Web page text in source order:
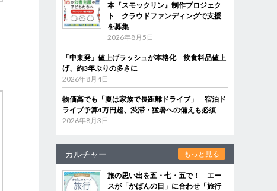
本『スモックリン』制作プロジェク
ト クラウドファンディングで支援
を募集
2026年8月5日
「中東発」値上げラッシュが本格化 飲食料品値上
げ、約3年ぶりの多さに
2026年8月4日
物価高でも「夏は家族で長距離ドライブ」 宿泊ド
ライブ予算4万円超、渋滞・猛暑への備えも必須
2026年8月3日
カルチャー もっと見る
旅の思い出を五・七・五で！ エー
スが「かばんの日」に合わせ「旅行